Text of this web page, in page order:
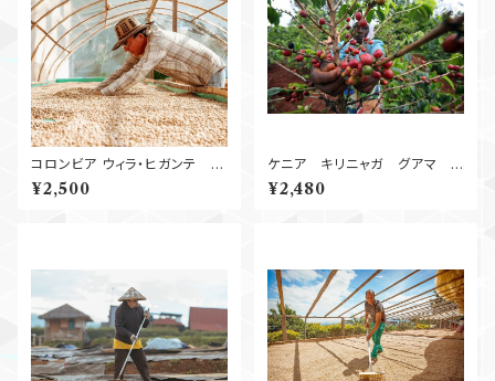
コロンビア ウィラ・ヒガンテ ゲ
¥2,500
ケニア キリニャガ グアマ
AA Washed 2
50g
¥2,480